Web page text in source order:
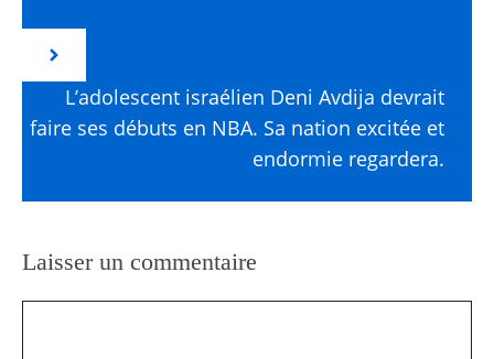
L’adolescent israélien Deni Avdija devrait
faire ses débuts en NBA. Sa nation excitée et
endormie regardera.
Laisser un commentaire